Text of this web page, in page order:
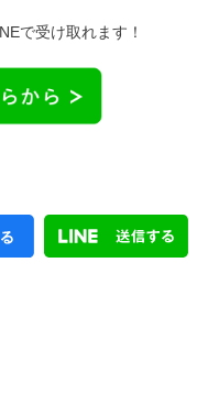
で受け取れます！